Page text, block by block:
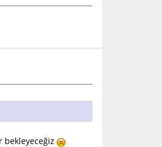
bekleyeceğiz